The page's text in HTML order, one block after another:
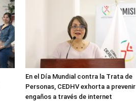
En el Día Mundial contra la Trata de
Personas, CEDHV exhorta a prevenir
engaños a través de internet